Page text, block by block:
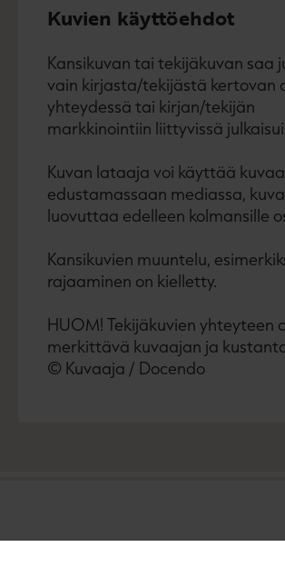
Kuvien käyttöehdot
Kansikuvan tai tekijäkuvan saa
vain kirjasta/tekijästä kertovan
yhteydessä tai kirjan/tekijän
markkinointiin liittyvissä
Kuvan lataaja voi käyttää
edustamassaan mediassa,
luovuttaa edelleen kolmansille
Kansikuvien muuntelu,
rajaaminen on kielletty.
HUOM! Tekijäkuvien yhteyteen
merkittävä kuvaajan ja
© Kuvaaja / Docendo